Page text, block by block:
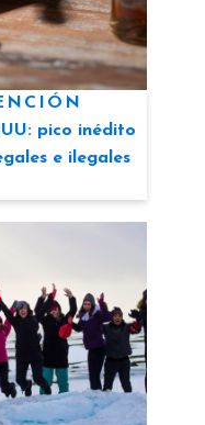
pico inédito
e ilegales